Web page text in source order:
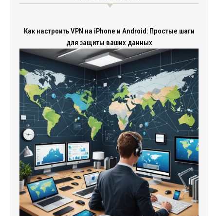
Как настроить VPN на iPhone и Android: Простые шаги
для защиты ваших данных